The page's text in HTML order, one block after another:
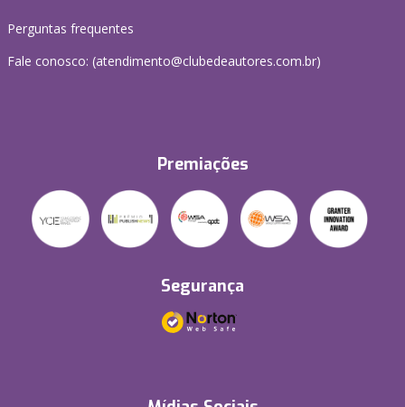
Perguntas frequentes
Fale conosco: (atendimento@clubedeautores.com.br)
Premiações
Segurança